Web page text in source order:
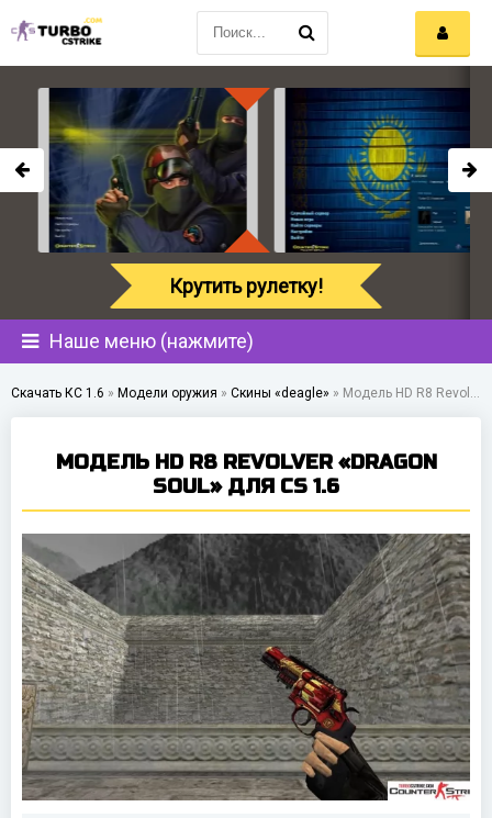
Наше меню (нажмите)
Скачать КС 1.6 » Модели оружия » Скины «deagle» » Модель HD R8 Revolver «Dragon Soul» для CS 1.6
МОДЕЛЬ HD R8 REVOLVER «DRAGON
SOUL» ДЛЯ CS 1.6
Крутить рулетку!